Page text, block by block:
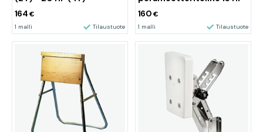
164 €
1 malli Tilaustuote
160 €
1 malli Tilaustuote